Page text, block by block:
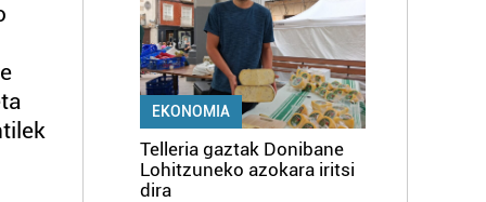
EKONOMIA
Telleria gaztak Donibane
Lohitzuneko azokara iritsi
dira